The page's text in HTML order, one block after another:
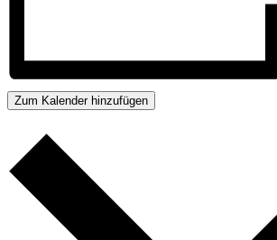
Zum Kalender hinzufügen